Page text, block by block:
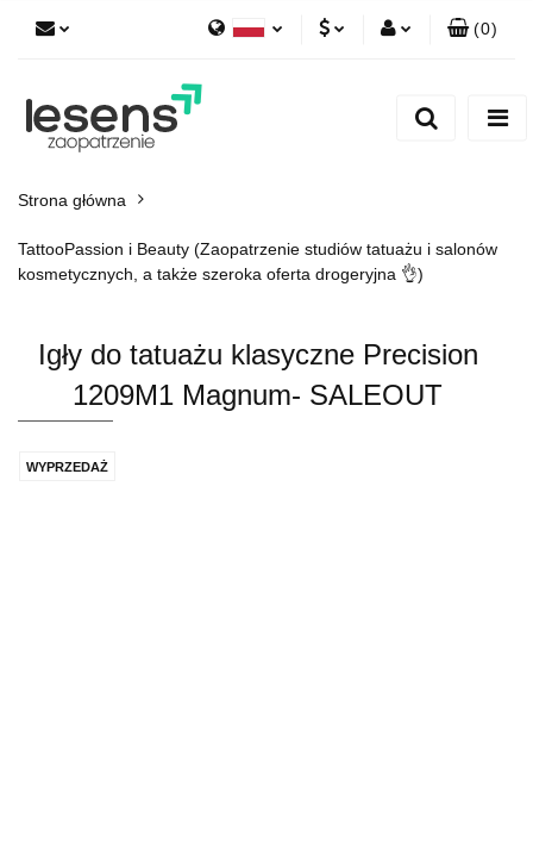
(0)
Strona główna
TattooPassion i Beauty (Zaopatrzenie studiów tatuażu i salonów
kosmetycznych, a także szeroka oferta drogeryjna 👌)
Igły do tatuażu klasyczne Precision
1209M1 Magnum- SALEOUT
WYPRZEDAŻ